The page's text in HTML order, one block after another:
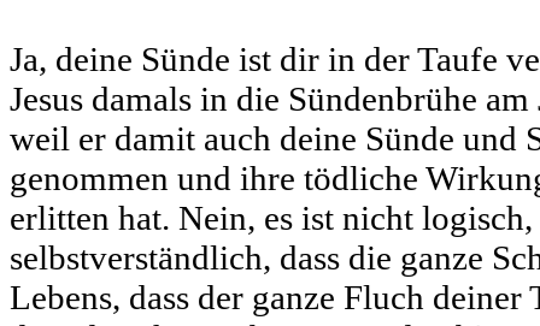
Ja, deine Sünde ist dir in der Taufe
Jesus damals in die Sündenbrühe
weil er damit auch deine Sünde und
genommen und ihre tödliche
erlitten hat. Nein, es ist nicht
selbstverständlich, dass die ganze
Lebens, dass der ganze Fluch